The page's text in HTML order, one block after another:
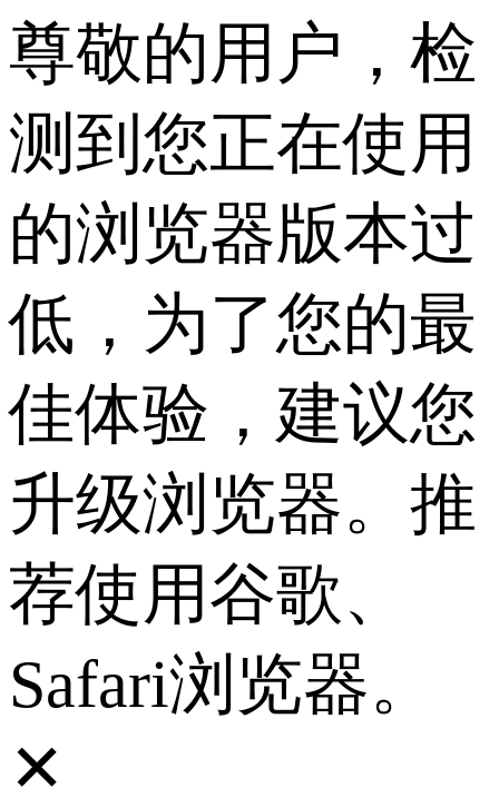
尊敬的用户，检
测到您正在使用
的浏览器版本过
低，为了您的最
佳体验，建议您
升级浏览器。推
荐使用谷歌、
Safari浏览器。
✕